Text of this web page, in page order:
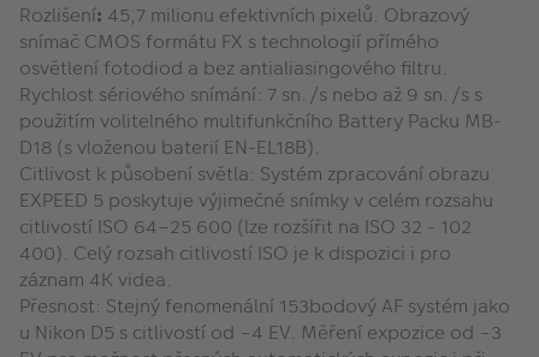
Rozlišení: 45,7 milionu efektivních pixelů. Obrazový
snímač CMOS formátu FX s technologií přímého
osvětlení fotodiod a bez antialiasingového filtru.
Rychlost sériového snímání: 7 sn./s nebo až 9 sn./s s
použitím volitelného multifunkčního Battery Packu MB-
D18 (s vloženou baterií EN-EL18B).
Citlivost k působení světla: Systém zpracování obrazu
EXPEED 5 poskytuje výjimečné snímky v celém rozsahu
citlivostí ISO 64–25 600 (lze rozšířit na ISO 32 - 102
400). Celý rozsah citlivostí ISO je k dispozici i pro
záznam 4K videa.
Přesnost: Stejný fenomenální 153bodový AF systém jako
u Nikon D5 s citlivostí od −4 EV. Měření expozice od −3